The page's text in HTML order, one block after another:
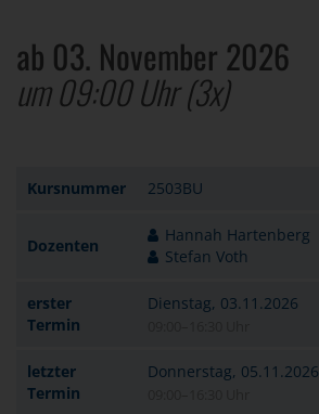
ab 03. November 2026
um 09:00 Uhr(3x)
Kursnummer 2503BU
Dozenten
Hannah Hartenberg
Stefan Voth
erster
Termin
Dienstag, 03.11.2026
letzter
Termin
Donnerstag, 05.11.2026